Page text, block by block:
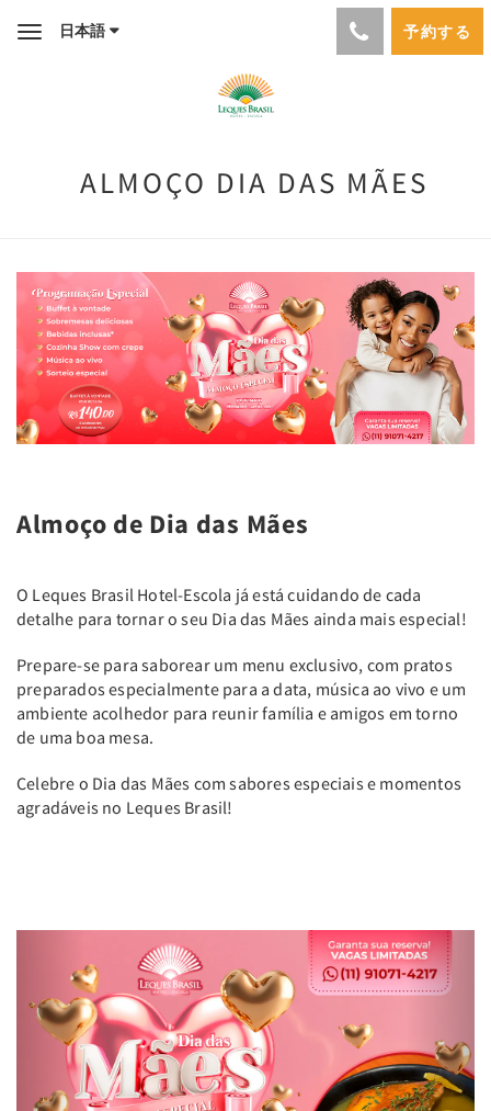
Toggle日本語 予約する
ALMOÇO DIA DAS MÃES
Almoço de Dia das Mães
O Leques Brasil Hotel-Escola já está cuidando de cada
detalhe para tornar o seu Dia das Mães ainda mais especial!
Prepare-se para saborear um menu exclusivo, com pratos
preparados especialmente para a data, música ao vivo e um
ambiente acolhedor para reunir família e amigos em torno
de uma boa mesa.
Celebre o Dia das Mães com sabores especiais e momentos
agradáveis no Leques Brasil!
Next